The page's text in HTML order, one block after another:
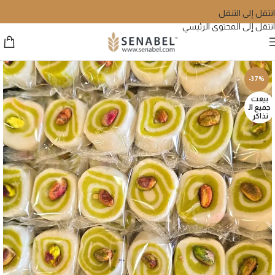
انتقل إلى التنقل
انتقل إلى المحتوى الرئيسي
-37%
بيعت
جميع ال
تذاكر